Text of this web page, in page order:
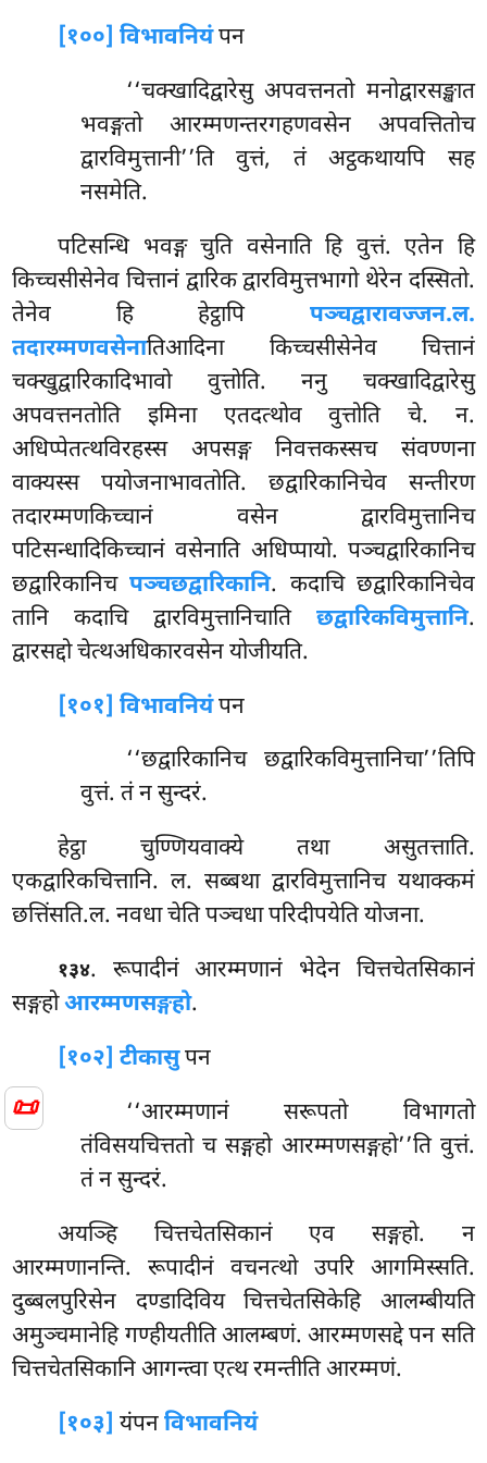
📜
[१००] विभावनियंपन
‘‘चक्खादिद्वारेसु अपवत्तनतो मनोद्वारसङ्खात
भवङ्गतो आरम्मणन्तरगहणवसेन अपवत्तितोच
द्वारविमुत्तानी’’ति वुत्तं, तं अट्ठकथायपि सह
नसमेति.
पटिसन्धि भवङ्ग चुति वसेनाति हि वुत्तं. एतेन हि
किच्चसीसेनेव चित्तानं द्वारिक द्वारविमुत्तभागो थेरेन दस्सितो.
तेनेव हि हेट्ठापि पञ्चद्वारावज्जन.ल.
तदारम्मणवसेनातिआदिना किच्चसीसेनेव चित्तानं
चक्खुद्वारिकादिभावो वुत्तोति. ननु चक्खादिद्वारेसु
अपवत्तनतोति इमिना एतदत्थोव वुत्तोति चे. न.
अधिप्पेतत्थविरहस्स अपसङ्ग निवत्तकस्सच संवण्णना
वाक्यस्स पयोजनाभावतोति. छद्वारिकानिचेव सन्तीरण
तदारम्मणकिच्चानं वसेन द्वारविमुत्तानिच
पटिसन्धादिकिच्चानं वसेनाति अधिप्पायो. पञ्चद्वारिकानिच
छद्वारिकानिचपञ्चछद्वारिकानि. कदाचि छद्वारिकानिचेव
तानि कदाचि द्वारविमुत्तानिचाति छद्वारिकविमुत्तानि.
द्वारसद्दो चेत्थअधिकारवसेन योजीयति.
[१०१] विभावनियंपन
‘‘छद्वारिकानिच छद्वारिकविमुत्तानिचा’’तिपि
वुत्तं. तं न सुन्दरं.
हेट्ठा चुण्णियवाक्ये तथा असुतत्ताति.
एकद्वारिकचित्तानि. ल. सब्बथा द्वारविमुत्तानिच यथाक्कमं
छत्तिंसति.ल. नवधा चेति पञ्चधा परिदीपयेति योजना.
१३४. रूपादीनं आरम्मणानं भेदेन चित्तचेतसिकानं
सङ्गहोआरम्मणसङ्गहो.
[१०२] टीकासुपन
‘‘आरम्मणानं सरूपतो विभागतो
तंविसयचित्ततो च सङ्गहो आरम्मणसङ्गहो’’ति वुत्तं.
तं न सुन्दरं.
अयञ्हि चित्तचेतसिकानं एव सङ्गहो. न
आरम्मणानन्ति. रूपादीनं वचनत्थो उपरि आगमिस्सति.
दुब्बलपुरिसेन दण्डादिविय चित्तचेतसिकेहि आलम्बीयति
अमुञ्चमानेहि गण्हीयतीति आलम्बणं. आरम्मणसद्दे पन सति
चित्तचेतसिकानि आगन्त्वा एत्थ रमन्तीति आरम्मणं.
[१०३] यंपनविभावनियं